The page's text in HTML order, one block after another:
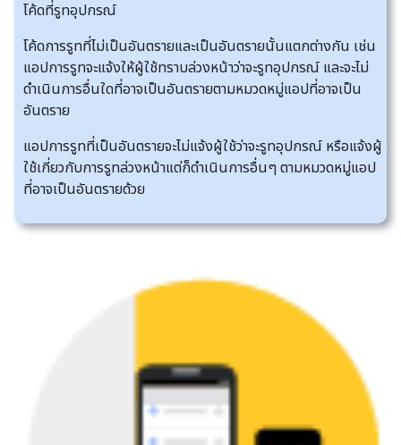
โค้ดที่รูทอุปกรณ์
โค้ดการรูทที่ไม่เป็นอันตรายและเป็นอันตรายนั้นแตกต่างกัน เช่น
แอปการรูทจะแจ้งให้ผู้ใช้ทราบล่วงหน้าว่าจะรูทอุปกรณ์ และจะไม่
ดำเนินการอื่นใดที่อาจเป็นอันตรายตามหมวดหมู่แอปที่อาจเป็น
อันตราย
แอปการรูทที่เป็นอันตรายจะไม่แจ้งผู้ใช้ว่าจะรูทอุปกรณ์ หรือแจ้งผู้
ใช้เกี่ยวกับการรูทล่วงหน้าแต่ก็ดำเนินการอื่นๆ ตามหมวดหมู่แอป
ที่อาจเป็นอันตรายด้วย